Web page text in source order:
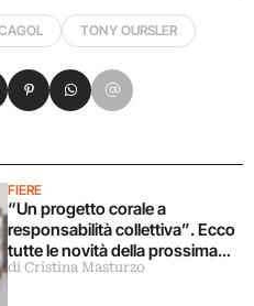
TONY OURSLER
FIERE
“Un progetto corale a
responsabilità collettiva”. Ecco
tutte le novità della prossima
fiera ArtVerona 2026
di Cristina Masturzo
su Xsu LinkedIn
Condividi su Pinterest
Condividi su WhatsApp
Condividi su Email